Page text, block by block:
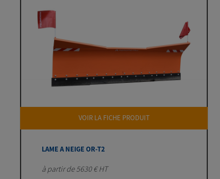
VOIR LA FICHE PRODUIT
LAME A NEIGE OR-T2
à partir de 5630 € HT